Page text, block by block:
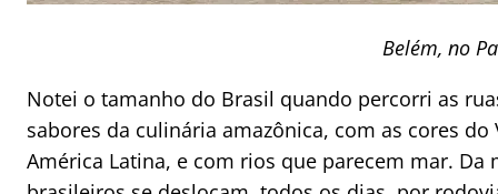
Belém, no
Notei o tamanho do Brasil quando percorri as
sabores da culinária amazônica, com as cores
América Latina, e com rios que parecem mar.